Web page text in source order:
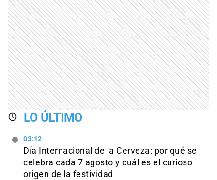
LO ÚLTIMO
03:12
Día Internacional de la Cerveza: por qué se
celebra cada 7 agosto y cuál es el curioso
origen de la festividad